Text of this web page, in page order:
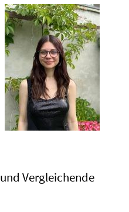
Vergleichende